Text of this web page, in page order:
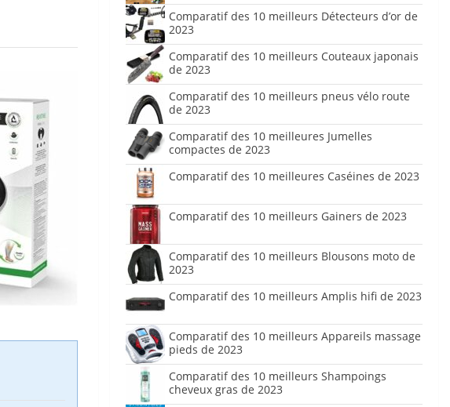
Comparatif des 10 meilleurs Détecteurs d’or de
2023
Comparatif des 10 meilleurs Couteaux japonais
de 2023
Comparatif des 10 meilleurs pneus vélo route
de 2023
Comparatif des 10 meilleures Jumelles
compactes de 2023
Comparatif des 10 meilleures Caséines de 2023
Comparatif des 10 meilleurs Gainers de 2023
Comparatif des 10 meilleurs Blousons moto de
2023
Comparatif des 10 meilleurs Amplis hifi de 2023
Comparatif des 10 meilleurs Appareils massage
pieds de 2023
Comparatif des 10 meilleurs Shampoings
cheveux gras de 2023